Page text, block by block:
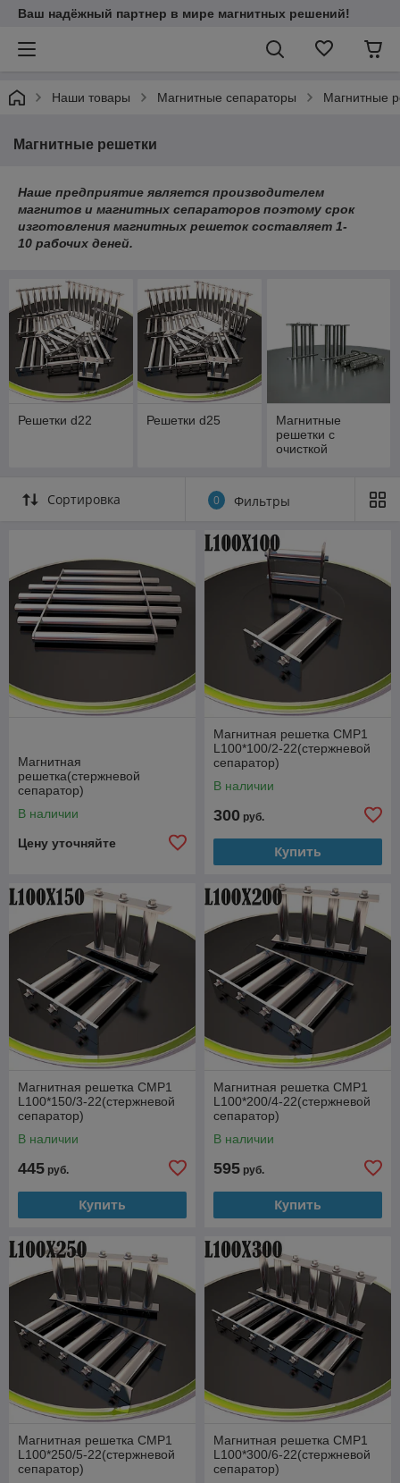
Ваш надёжный партнер в мире магнитных решений!
Наши товары Магнитные сепараторы Магнитные
Магнитные решетки
Наше предприятие является производителем
магнитов и магнитных сепараторов поэтому срок
изготовления магнитных решеток составляет 1-
10 рабочих деней.
Решетки d22 Решетки d25
Магнитные
решетки с
очисткой
Сортировка 0 Фильтры
Магнитная
решетка(стержневой
сепаратор)
В наличии
Цену уточняйте
Магнитная решетка СМР1
L100*100/2-22(стержневой
сепаратор)
В наличии
300 руб.
Купить
Магнитная решетка СМР1
L100*150/3-22(стержневой
сепаратор)
В наличии
445 руб.
Купить
Магнитная решетка СМР1
L100*200/4-22(стержневой
сепаратор)
В наличии
595 руб.
Купить
Магнитная решетка СМР1
L100*250/5-22(стержневой
сепаратор)
Магнитная решетка СМР1
L100*300/6-22(стержневой
сепаратор)